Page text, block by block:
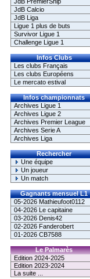
JdB Calcio
JdB Liga
Ligue 1 plus de buts
Survivor Ligue 1
Challenge Ligue 1
Infos Clubs
Les clubs Français
Les clubs Européens
Le mercato estival
Infos championnats
Archives Ligue 1
Archives Ligue 2
Archives Premier League
Archives Serie A
Archives Liga
Rechercher
Une équipe
Un joueur
Un match
Gagnants mensuel L1
05-2026 Mathieufoot0112
04-2026 Le capitaine
03-2026 Denis42
02-2026 Fanderobert
01-2026 CB7588
Le Palmarès
Edition 2024-2025
Edition 2023-2024
La suite ...